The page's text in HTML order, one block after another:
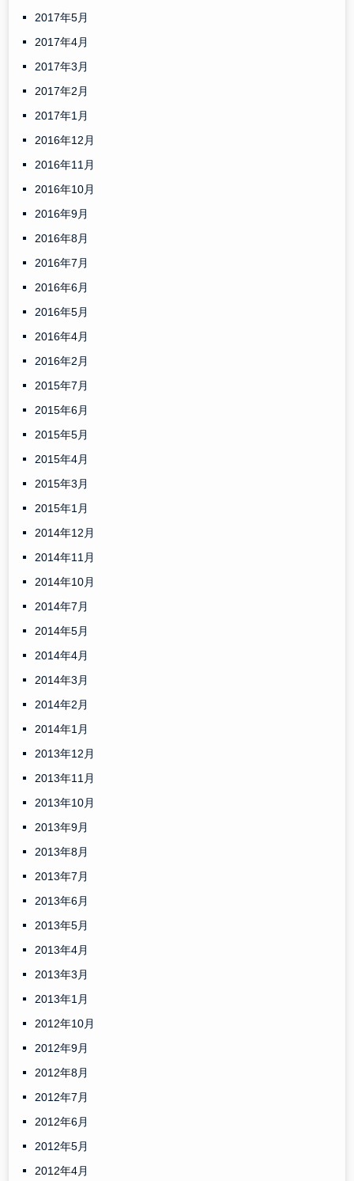
2017年5月
2017年4月
2017年3月
2017年2月
2017年1月
2016年12月
2016年11月
2016年10月
2016年9月
2016年8月
2016年7月
2016年6月
2016年5月
2016年4月
2016年2月
2015年7月
2015年6月
2015年5月
2015年4月
2015年3月
2015年1月
2014年12月
2014年11月
2014年10月
2014年7月
2014年5月
2014年4月
2014年3月
2014年2月
2014年1月
2013年12月
2013年11月
2013年10月
2013年9月
2013年8月
2013年7月
2013年6月
2013年5月
2013年4月
2013年3月
2013年1月
2012年10月
2012年9月
2012年8月
2012年7月
2012年6月
2012年5月
2012年4月